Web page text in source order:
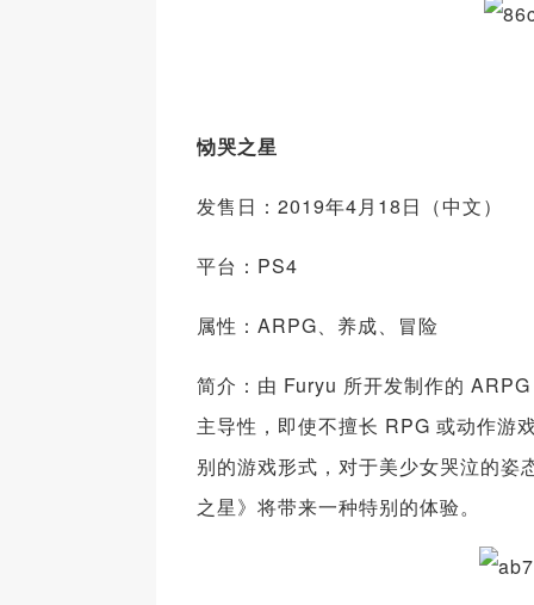
恸哭之星
发售日：2019年4月18日（中文）
平台：PS4
属性：ARPG、养成、冒险
简介：由 Furyu 所开发制作的
主导性，即使不擅长 RPG 或动作游
别的游戏形式，对于美少女哭泣的
之星》将带来一种特别的体验。